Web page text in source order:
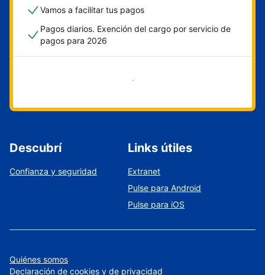
Vamos a facilitar tus pagos
Pagos diarios. Exención del cargo por servicio de
pagos para 2026
Empezar ahora
Descubrí
Confianza y seguridad
Links útiles
Extranet
Pulse para Android
Pulse para iOS
Quiénes somos
Declaración de cookies y de privacidad